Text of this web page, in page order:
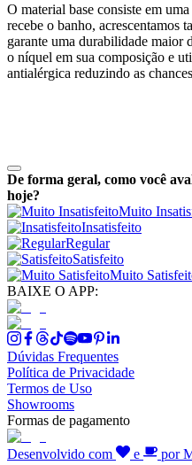
O material base consiste em
recebe o banho, acrescentamos
garante uma durabilidade maior
o níquel em sua composição e
antialérgica reduzindo as
De forma geral, como você
hoje?
Muito
Insatisfeito
Regular
Satisfeito
Muito
BAIXE O APP:
Dúvidas Frequentes
Política de Privacidade
Termos de Uso
Showrooms
Formas de pagamento
Desenvolvido com e
por